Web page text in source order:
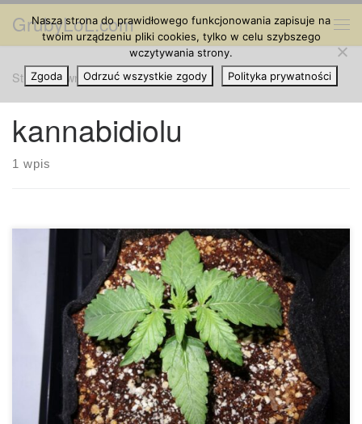
Przejdź do treści
GrubyLoL.com
Strona główna » kannabidiolu
kannabidiolu
1 wpis
Ze względu na to, że popularność kannabidiolu (CBD) nadal
rośnie wykładniczo, wielu potencjalnych użytkowników
przeczesuje badania naukowe, artykuły prasowe i posty na
blogu, próbując znaleźć uniwersalną odpowiedź na temat
tego, jak kupić CBD, gdzie kupić CBD, jaki rodzaj CBD kupić
itd. Tradycyjnie napiętnowany przez rząd federalny, Agencja
ds. Żywności i […]
Nasza strona do prawidłowego funkcjonowania zapisuje na
twoim urządzeniu pliki cookies, tylko w celu szybszego
wczytywania strony.
Zgoda
Odrzuć wszystkie zgody Polityka prywatności